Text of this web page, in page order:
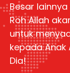
Besar
Roh Allah
untuk
kepada
Dia!